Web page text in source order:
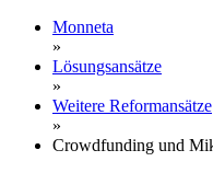
Monneta
»
Lösungsansätze
»
Weitere Reformansätze
»
Crowdfunding und